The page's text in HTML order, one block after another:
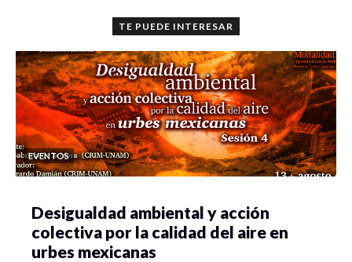
TE PUEDE INTERESAR
EVENTOS
Desigualdad ambiental y acción
colectiva por la calidad del aire en
urbes mexicanas